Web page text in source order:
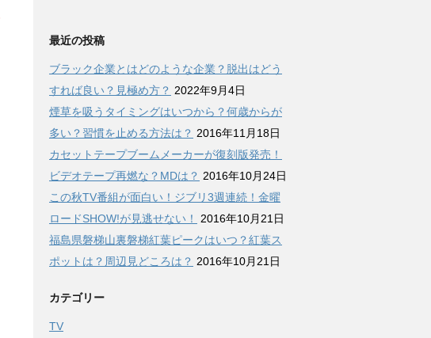
最近の投稿
ブラック企業とはどのような企業？脱出はどう
すれば良い？見極め方？ 2022年9月4日
煙草を吸うタイミングはいつから？何歳からが
多い？習慣を止める方法は？ 2016年11月18日
カセットテープブームメーカーが復刻版発売！
ビデオテープ再燃な？MDは？ 2016年10月24日
この秋TV番組が面白い！ジブリ3週連続！金曜
ロードSHOW!が見逃せない！
2016年10月21日
福島県磐梯山裏磐梯紅葉ピークはいつ？紅葉ス
ポットは？周辺見どころは？ 2016年10月21日
カテゴリー
TV